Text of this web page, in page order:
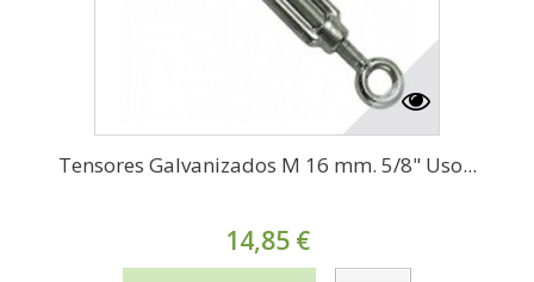
Tensores Galvanizados M 16 mm. 5/8" Uso...
14,85 €